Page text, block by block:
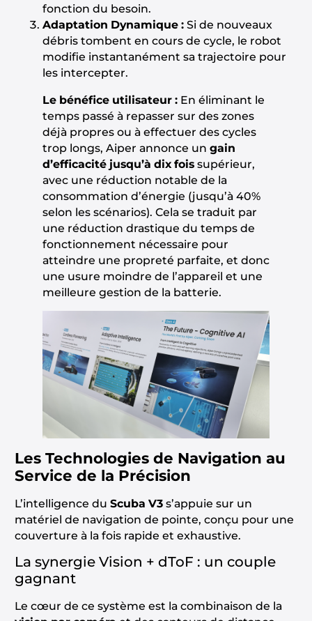
fonction du besoin.
Adaptation Dynamique :Si de nouveaux
débris tombent en cours de cycle, le robot
modifie instantanément sa trajectoire pour
les intercepter.
Le bénéfice utilisateur :En éliminant le
temps passé à repasser sur des zones
déjà propres ou à effectuer des cycles
trop longs, Aiper annonce un gain
d’efficacité jusqu’à dix foissupérieur,
avec une réduction notable de la
consommation d’énergie (jusqu’à 40%
selon les scénarios). Cela se traduit par
une réduction drastique du temps de
fonctionnement nécessaire pour
atteindre une propreté parfaite, et donc
une usure moindre de l’appareil et une
meilleure gestion de la batterie.
Les Technologies de Navigation au
Service de la Précision
L’intelligence du Scuba V3s’appuie sur un
matériel de navigation de pointe, conçu pour une
couverture à la fois rapide et exhaustive.
La synergie Vision + dToF : un couple
gagnant
Le cœur de ce système est la combinaison de la